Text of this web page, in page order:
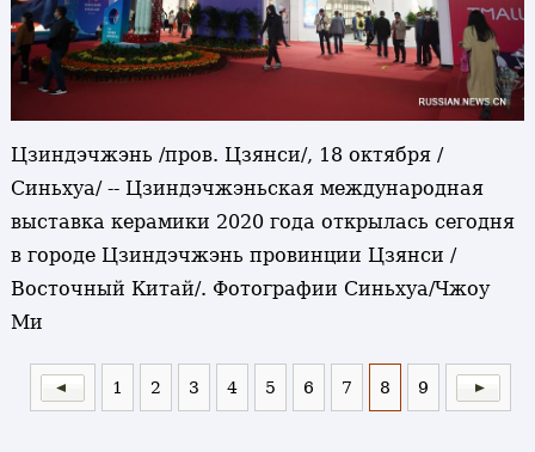
Цзиндэчжэнь /пров. Цзянси/, 18 октября /
Синьхуа/ -- Цзиндэчжэньская международная
выставка керамики 2020 года открылась сегодня
в городе Цзиндэчжэнь провинции Цзянси /
Восточный Китай/. Фотографии Синьхуа/Чжоу
Ми
1 2 3 4 5 6 7 8 9